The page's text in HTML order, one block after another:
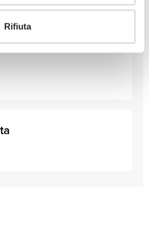
Rifiuta